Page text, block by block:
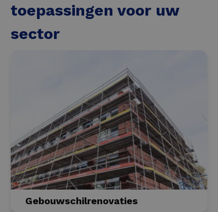
toepassingen voor uw
sector
Gebouwschilrenovaties